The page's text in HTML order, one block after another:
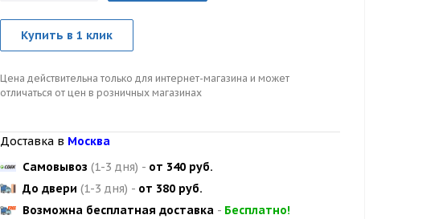
Купить в 1 клик
Цена действительна только для интернет-магазина и может
отличаться от цен в розничных магазинах
Доставка в Москва
Самовывоз (1-3 дня) - от 340 руб.
До двери (1-3 дня) - от 380 руб.
Возможна бесплатная доставка - Бесплатно!